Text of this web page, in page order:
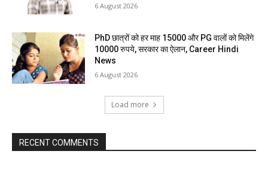
6 August 2026
PhD छात्रों को हर माह 15000 और PG वालों को मिलेंगे
10000 रुपये, सरकार का ऐलान, Career Hindi
News
6 August 2026
Load more
RECENT COMMENTS